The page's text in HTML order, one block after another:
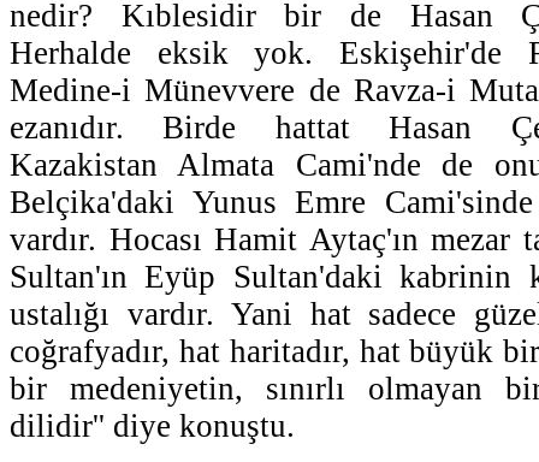
nedir? Kıblesidir bir de Hasan
Herhalde eksik yok. Eskişehir'de
Medine-i Münevvere de Ravza-i
ezanıdır. Birde hattat Hasan
Kazakistan Almata Cami'nde de
Belçika'daki Yunus Emre
vardır. Hocası Hamit Aytaç'ın mezar
Sultan'ın Eyüp Sultan'daki kabrinin
ustalığı vardır. Yani hat sadece
coğrafyadır, hat haritadır, hat büyük
bir medeniyetin, sınırlı olmayan
dilidir'' diye konuştu.